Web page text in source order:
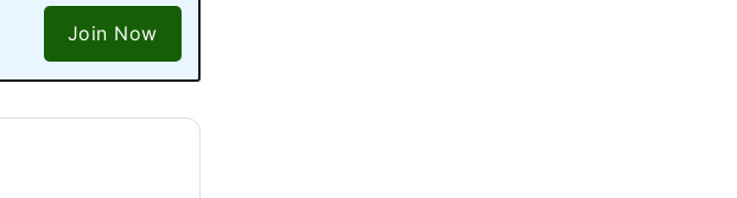
Join Now